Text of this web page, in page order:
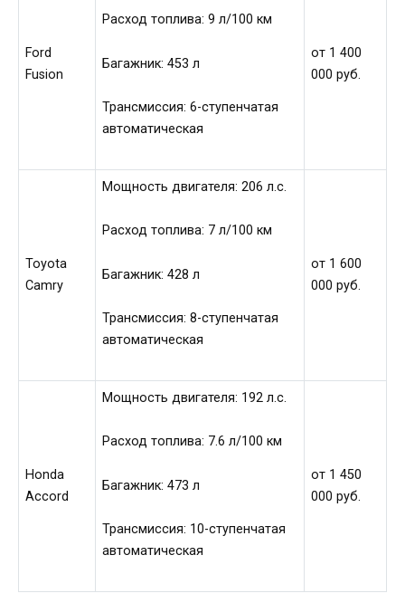
Ford
Fusion
Расход топлива: 9 л/100 км
Багажник: 453 л
Трансмиссия: 6-ступенчатая
автоматическая
от 1 400
000 руб.
Toyota
Camry
Мощность двигателя: 206 л.с.
Расход топлива: 7 л/100 км
Багажник: 428 л
Трансмиссия: 8-ступенчатая
автоматическая
от 1 600
000 руб.
Honda
Accord
Мощность двигателя: 192 л.с.
Расход топлива: 7.6 л/100 км
Багажник: 473 л
Трансмиссия: 10-ступенчатая
автоматическая
от 1 450
000 руб.